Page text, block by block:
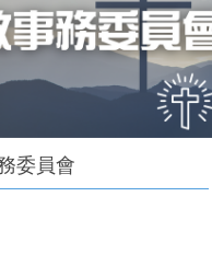
委員會